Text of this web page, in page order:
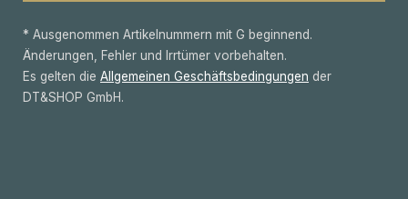
* Ausgenommen Artikelnummern mit G beginnend.
Änderungen, Fehler und Irrtümer vorbehalten.
Es gelten die Allgemeinen Geschäftsbedingungen der
DT&SHOP GmbH.